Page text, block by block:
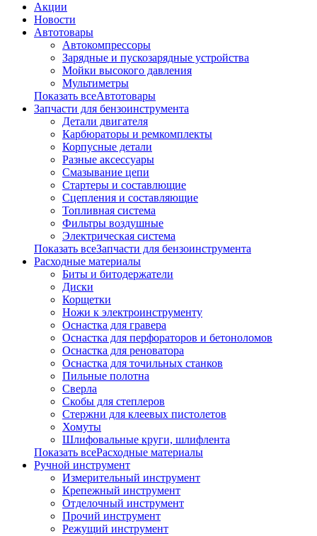
Акции
Новости
Автотовары
Автокомпрессоры
Зарядные и пускозарядные устройства
Мойки высокого давления
Мультиметры
Показать всеАвтотовары
Запчасти для бензоинструмента
Детали двигателя
Карбюраторы и ремкомплекты
Корпусные детали
Разные аксессуары
Смазывание цепи
Стартеры и составлющие
Сцепления и составляющие
Топливная система
Фильтры воздушные
Электрическая система
Показать всеЗапчасти для бензоинструмента
Расходные материалы
Биты и битодержатели
Диски
Корщетки
Ножи к электроинструменту
Оснастка для гравера
Оснастка для перфораторов и бетоноломов
Оснастка для реноватора
Оснастка для точильных станков
Пильные полотна
Сверла
Скобы для степлеров
Стержни для клеевых пистолетов
Хомуты
Шлифовальные круги, шлифлента
Показать всеРасходные материалы
Ручной инструмент
Измерительный инструмент
Крепежный инструмент
Отделочный инструмент
Прочий инструмент
Режущий инструмент